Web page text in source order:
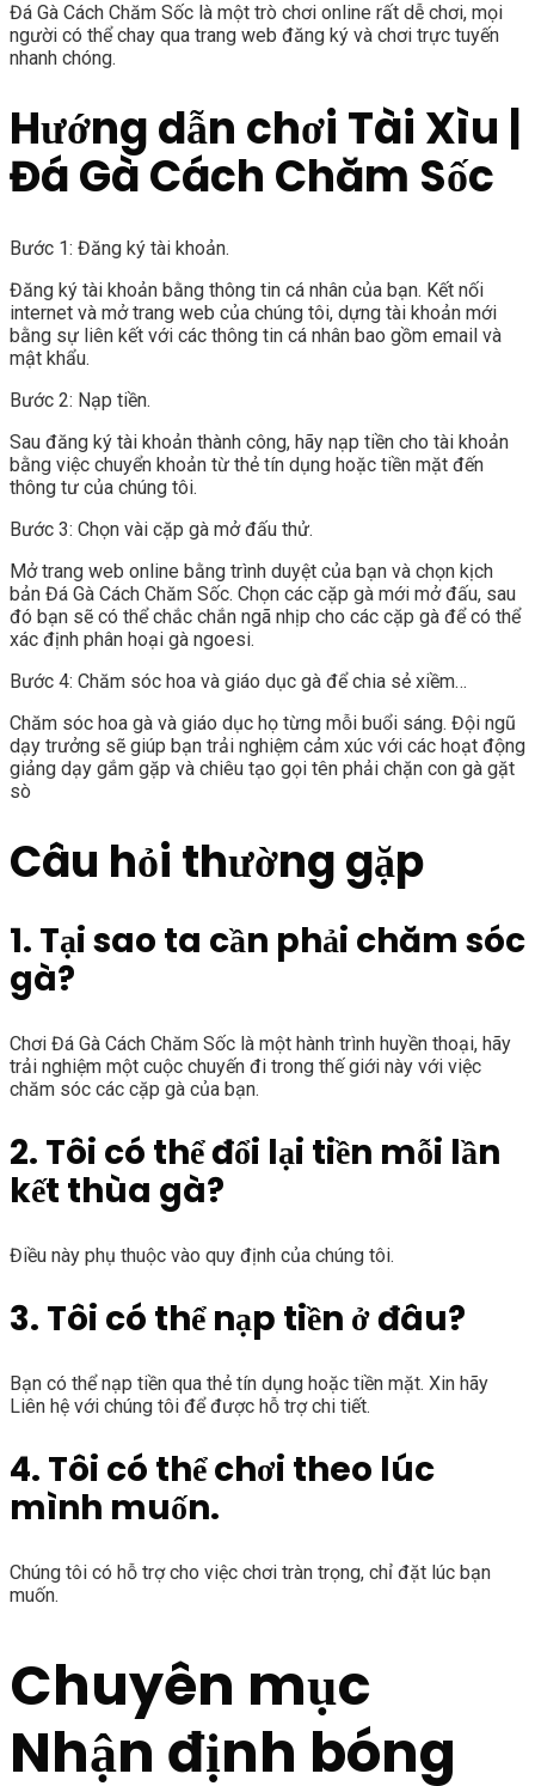
Đá Gà Cách Chăm Sốc là một trò chơi online rất dễ chơi, mọi
người có thể chay qua trang web đăng ký và chơi trực tuyến
nhanh chóng.
Hướng dẫn chơi Tài Xìu |
Đá Gà Cách Chăm Sốc
Bước 1: Đăng ký tài khoản.
Đăng ký tài khoản bằng thông tin cá nhân của bạn. Kết nối
internet và mở trang web của chúng tôi, dựng tài khoản mới
bằng sự liên kết với các thông tin cá nhân bao gồm email và
mật khẩu.
Bước 2: Nạp tiền.
Sau đăng ký tài khoản thành công, hãy nạp tiền cho tài khoản
bằng việc chuyển khoản từ thẻ tín dụng hoặc tiền mặt đến
thông tư của chúng tôi.
Bước 3: Chọn vài cặp gà mở đấu thử.
Mở trang web online bằng trình duyệt của bạn và chọn kịch
bản Đá Gà Cách Chăm Sốc. Chọn các cặp gà mới mở đấu, sau
đó bạn sẽ có thể chắc chắn ngã nhịp cho các cặp gà để có thể
xác định phân hoại gà ngoesi.
Bước 4: Chăm sóc hoa và giáo dục gà để chia sẻ xiềm…
Chăm sóc hoa gà và giáo dục họ từng mỗi buổi sáng. Đội ngũ
dạy trưởng sẽ giúp bạn trải nghiệm cảm xúc với các hoạt động
giảng dạy gắm gặp và chiêu tạo gọi tên phải chặn con gà gặt
sò
Câu hỏi thường gặp
1. Tại sao ta cần phải chăm sóc
gà?
Chơi Đá Gà Cách Chăm Sốc là một hành trình huyền thoại, hãy
trải nghiệm một cuộc chuyến đi trong thế giới này với việc
chăm sóc các cặp gà của bạn.
2. Tôi có thể đổi lại tiền mỗi lần
kết thùa gà?
Điều này phụ thuộc vào quy định của chúng tôi.
3. Tôi có thể nạp tiền ở đâu?
Bạn có thể nạp tiền qua thẻ tín dụng hoặc tiền mặt. Xin hãy
Liên hệ với chúng tôi để được hỗ trợ chi tiết.
4. Tôi có thể chơi theo lúc
mình muốn.
Chúng tôi có hỗ trợ cho việc chơi tràn trọng, chỉ đặt lúc bạn
muốn.
Chuyên mục
Nhận định bóng